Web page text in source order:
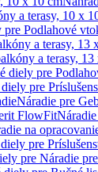
a terasy, 10 x
pre Podlahové
a terasy, 13
a terasy, 13
diely pre
pre
Náradie pre
FlowFit
na
pre
pre Náradie